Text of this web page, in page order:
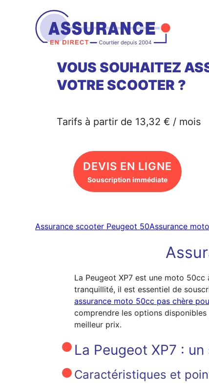
VOUS SOUHAITEZ
VOTRE SCOOTER ?
Tarifs à partir de 13,32 € / mois
DEVIS EN LIGNE
Souscription immédiate
Assurance scooter Peugeot 50Assurance
La Peugeot XP7 est une moto
tranquillité, il est essentiel de
assurance moto 50cc pas chère
comprendre les options
meilleur prix.
La Peugeot XP7 :
Caractéristiques et